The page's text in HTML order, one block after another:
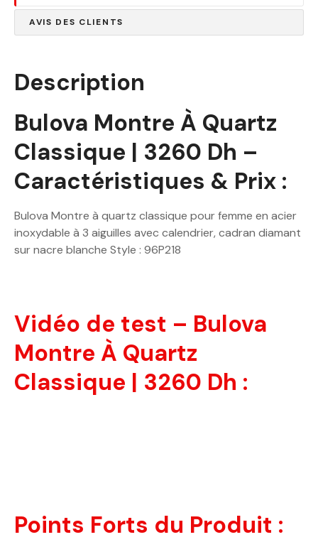
AVIS DES CLIENTS
Description
Bulova Montre À Quartz
Classique | 3260 Dh –
Caractéristiques & Prix :
Bulova Montre à quartz classique pour femme en acier
inoxydable à 3 aiguilles avec calendrier, cadran diamant
sur nacre blanche Style : 96P218
Vidéo de test – Bulova
Montre À Quartz
Classique | 3260 Dh :
Points Forts du Produit :